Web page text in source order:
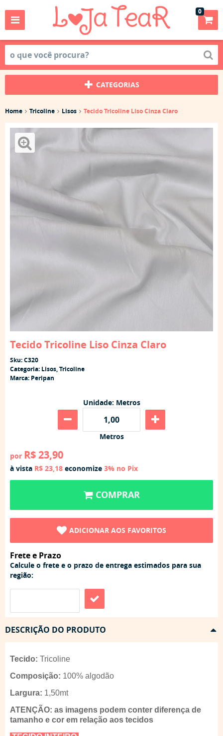
0
CATEGORIAS
Home Tricoline Lisos Tecido Tricoline Liso Cinza Claro
Tecido Tricoline Liso Cinza Claro
Sku:C320
Categoria: Lisos,Tricoline
Marca: Peripan
Unidade: Metros
Metros
por R$ 23,90
à vista R$ 23,18 economize 3% no Pix
COMPRAR
ADICIONAR AOS FAVORITOS
Frete e Prazo
Calcule o frete e o prazo de entrega estimados para sua
região:
DESCRIÇÃO DO PRODUTO
Tecido: Tricoline
Composição: 100% algodão
Largura: 1,50mt
ATENÇÃO: as imagens podem conter diferença de
tamanho e cor em relação aos tecidos